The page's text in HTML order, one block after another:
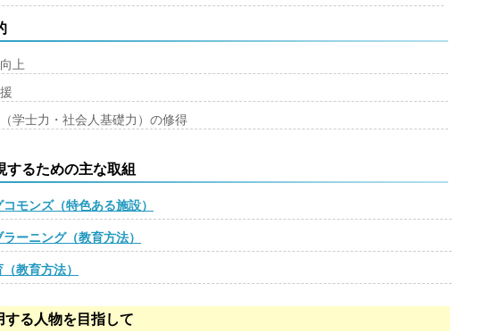
上
学士力・社会人基礎力）の修得
するための主な取組
モンズ（特色ある施設）
ーニング（教育方法）
教育方法）
する人物を目指して